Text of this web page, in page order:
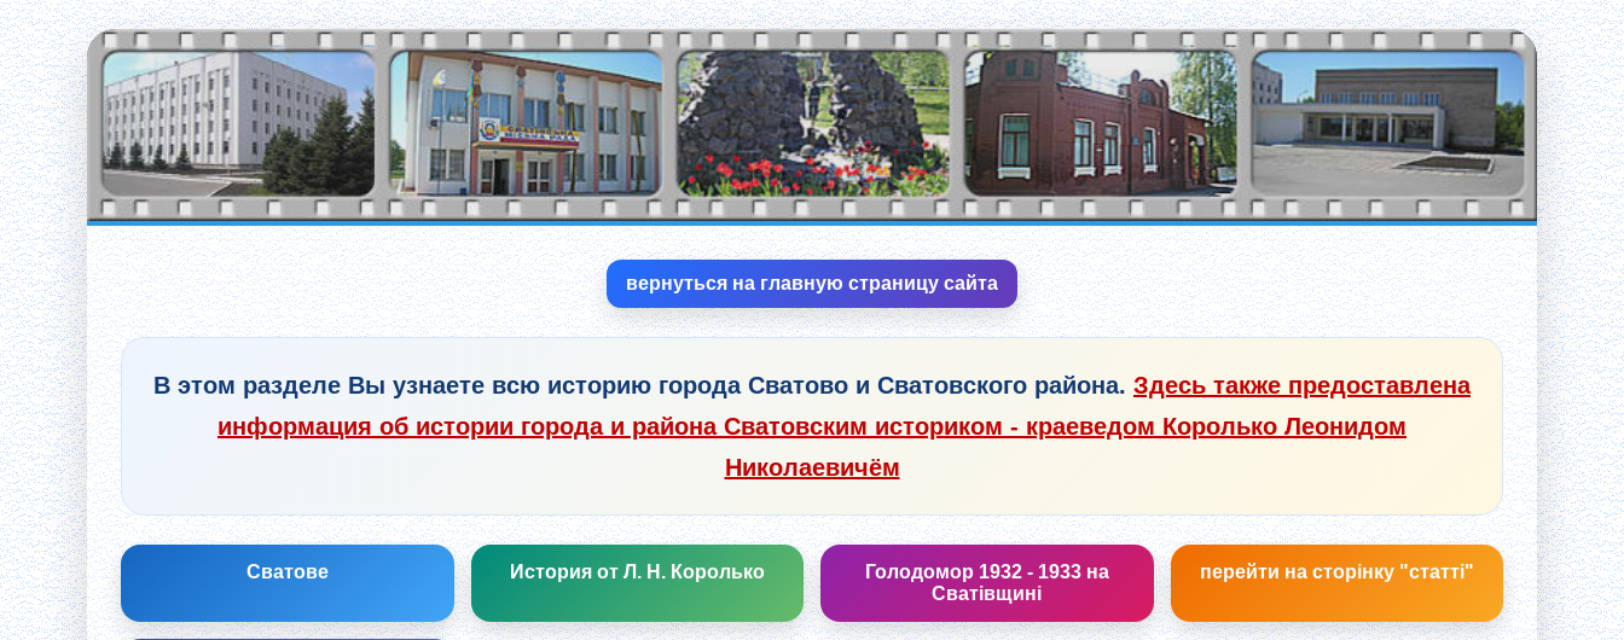
вернуться на главную страницу сайта
В этом разделе Вы узнаете всю историю города Сватово и Сватовского района. Здесь также предоставлена
информация об истории города и района Сватовским историком - краеведом Королько Леонидом
Николаевичём
Сватове История от Л. Н. Королько
Голодомор 1932 - 1933 на
Сватівщині
перейти на сторінку "статті"